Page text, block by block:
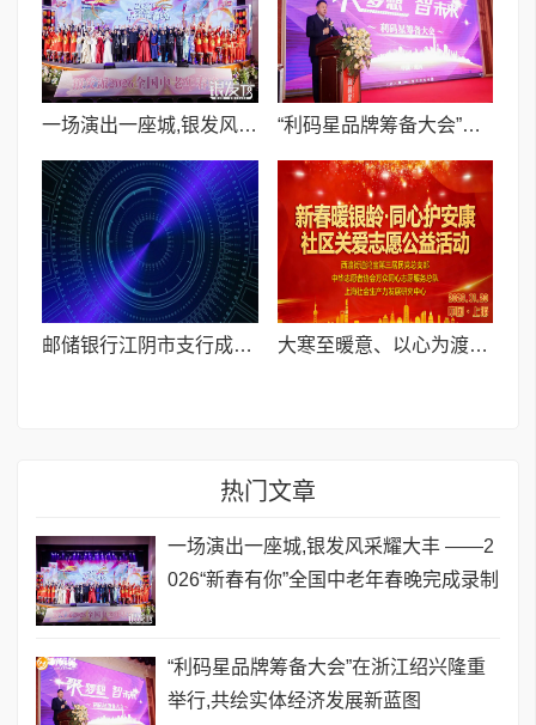
一场演出一座城,银发风采耀大丰 ——2026“新春有你”全国中老年春晚完成录制 ​“利码星品牌筹备大会”在浙江绍兴隆重举行,共绘实体经济发展新蓝图
邮储银行江阴市支行成功投放全国首笔小企业进销贷业务 ​大寒至暖意、以心为渡寒—— 社区关爱志愿公益活动
热门文章
一场演出一座城,银发风采耀大丰 ——2
026“新春有你”全国中老年春晚完成录制
​“利码星品牌筹备大会”在浙江绍兴隆重
举行,共绘实体经济发展新蓝图